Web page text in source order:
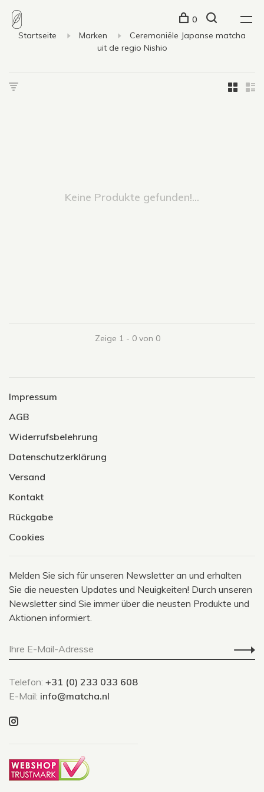
0
Startseite
Marken
Ceremoniële Japanse matcha
uit de regio Nishio
Keine Produkte gefunden!...
Zeige 1 - 0 von 0
Impressum
AGB
Widerrufsbelehrung
Datenschutzerklärung
Versand
Kontakt
Rückgabe
Cookies
Melden Sie sich für unseren Newsletter an und erhalten
Sie die neuesten Updates und Neuigkeiten! Durch unseren
Newsletter sind Sie immer über die neusten Produkte und
Aktionen informiert.
Telefon: +31 (0) 233 033 608
E-Mail: info@matcha.nl